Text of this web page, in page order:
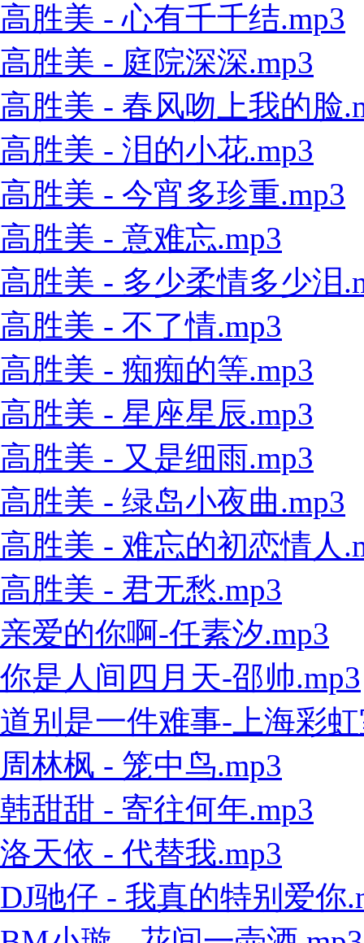
高胜美 - 心有千千结.mp3
高胜美 - 庭院深深.mp3
高胜美 - 春风吻上我的脸
高胜美 - 泪的小花.mp3
高胜美 - 今宵多珍重.mp3
高胜美 - 意难忘.mp3
高胜美 - 多少柔情多少泪
高胜美 - 不了情.mp3
高胜美 - 痴痴的等.mp3
高胜美 - 星座星辰.mp3
高胜美 - 又是细雨.mp3
高胜美 - 绿岛小夜曲.mp3
高胜美 - 难忘的初恋情人
高胜美 - 君无愁.mp3
亲爱的你啊-任素汐.mp3
你是人间四月天-邵帅.mp3
道别是一件难事-上海彩
周林枫 - 笼中鸟.mp3
韩甜甜 - 寄往何年.mp3
洛天依 - 代替我.mp3
DJ驰仔 - 我真的特别爱你